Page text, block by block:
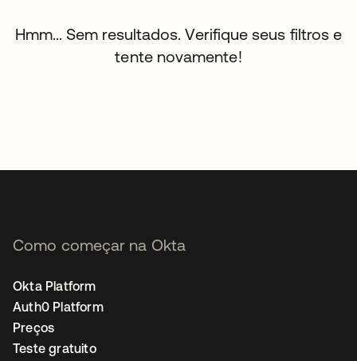
Hmm... Sem resultados. Verifique seus filtros e
tente novamente!
Como começar na Okta
Okta Platform
Auth0 Platform
Preços
Teste gratuito